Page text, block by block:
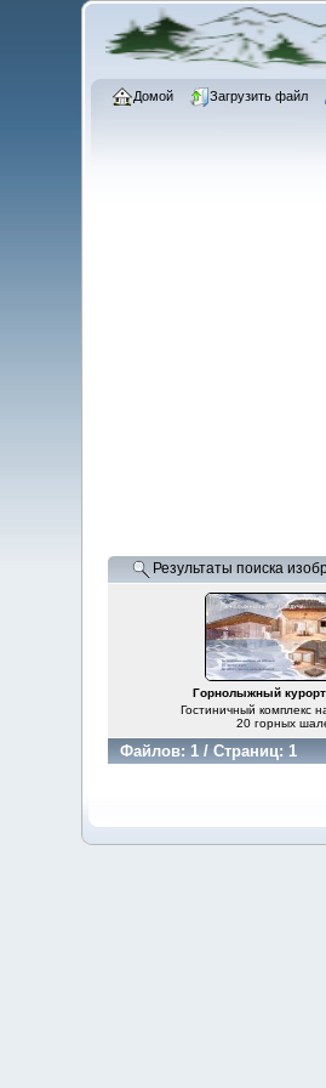
Домой Загрузить файл
Результаты поиска
Горнолыжный
Гостиничный комплекс
20 горных
Файлов: 1 / Страниц: 1